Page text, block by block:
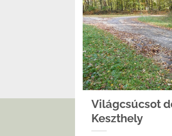
Világcsúcsot
Keszthely